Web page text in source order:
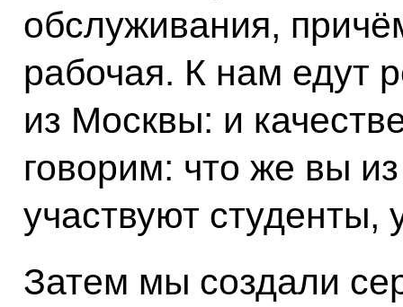
обслуживания,
рабочая. К нам едут
из Москвы: и
говорим: что же вы
участвуют
Затем мы создали